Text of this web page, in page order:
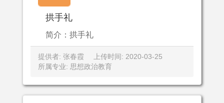
拱手礼
简介：拱手礼
提供者: 张春霞
上传时间: 2020-03-25
所属专业: 思想政治教育